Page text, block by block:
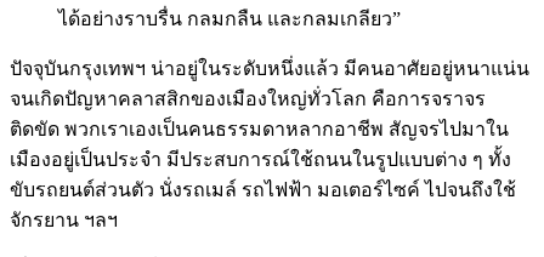
ได้อย่างราบรื่น กลมกลืน และกลมเกลียว”
ปัจจุบันกรุงเทพฯ น่าอยู่ในระดับหนึ่งแล้ว มีคนอาศัยอยู่หนาแน่น
จนเกิดปัญหาคลาสสิกของเมืองใหญ่ทั่วโลก คือการจราจร
ติดขัด พวกเราเองเป็นคนธรรมดาหลากอาชีพ สัญจรไปมาใน
เมืองอยู่เป็นประจำ มีประสบการณ์ใช้ถนนในรูปแบบต่าง ๆ ทั้ง
ขับรถยนต์ส่วนตัว นั่งรถเมล์ รถไฟฟ้า มอเตอร์ไซค์ ไปจนถึงใช้
จักรยาน ฯลฯ